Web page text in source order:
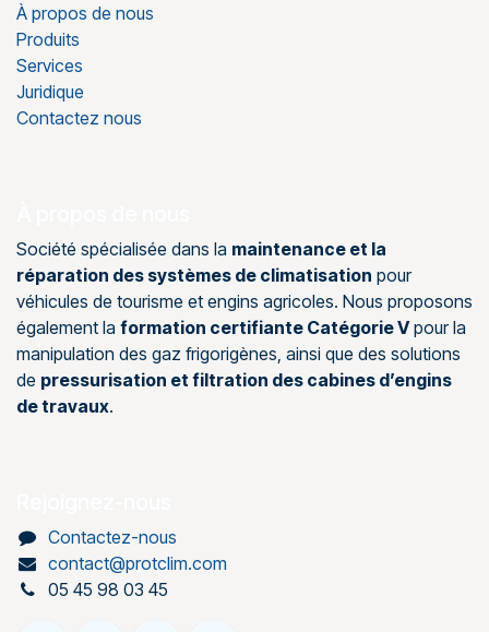
À propos de nous
Produits
Services
Juridique
Contactez nous
Société spécialisée dans la maintenance et la
réparation des systèmes de climatisation pour
véhicules de tourisme et engins agricoles. Nous proposons
également la formation certifiante Catégorie Vpour la
manipulation des gaz frigorigènes, ainsi que des solutions
de pressurisation et filtration des cabines d’engins
de travaux.
Contactez-nous
contact@protclim.com
05 45 98 03 45